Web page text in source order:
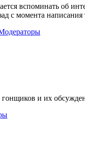
вспоминать об
с момента написания
и их